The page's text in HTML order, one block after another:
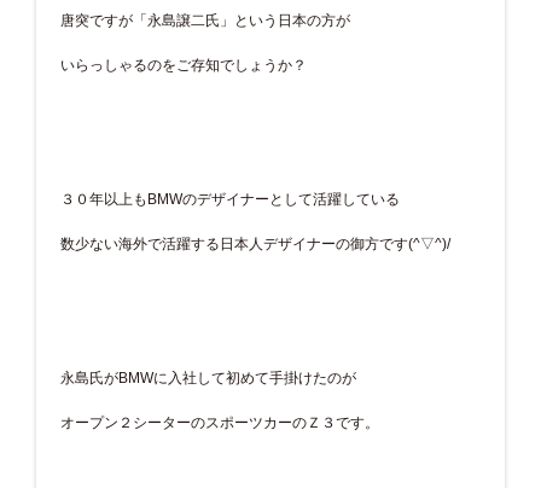
唐突ですが「永島譲二氏」という日本の方が
いらっしゃるのをご存知でしょうか？
３０年以上もBMWのデザイナーとして活躍している
数少ない海外で活躍する日本人デザイナーの御方です(^▽^)/
永島氏がBMWに入社して初めて手掛けたのが
オープン２シーターのスポーツカーのＺ３です。